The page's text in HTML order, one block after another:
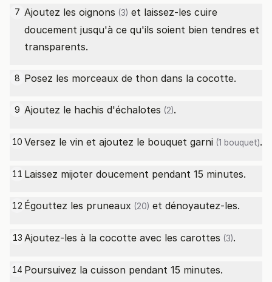
7 Ajoutez les oignons (3) et laissez-les cuire
doucement jusqu'à ce qu'ils soient bien tendres et
transparents.
8 Posez les morceaux de thon dans la cocotte.
9 Ajoutez le hachis d'échalotes (2).
10 Versez le vin et ajoutez le bouquet garni (1 bouquet).
11 Laissez mijoter doucement pendant 15 minutes.
12 Égouttez les pruneaux (20) et dénoyautez-les.
13 Ajoutez-les à la cocotte avec les carottes (3).
14 Poursuivez la cuisson pendant 15 minutes.